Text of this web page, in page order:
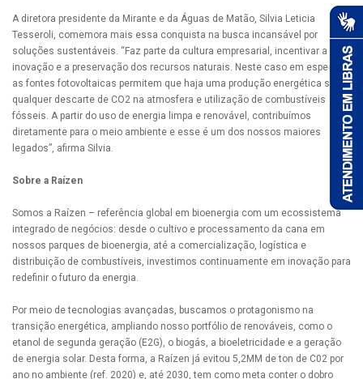
A diretora presidente da Mirante e da Águas de Matão, Silvia Leticia
Tesseroli, comemora mais essa conquista na busca incansável por
soluções sustentáveis. “Faz parte da cultura empresarial, incentivar a
inovação e a preservação dos recursos naturais. Neste caso em especial,
as fontes fotovoltaicas permitem que haja uma produção energética sem
qualquer descarte de CO2 na atmosfera e utilização de combustíveis
fósseis. A partir do uso de energia limpa e renovável, contribuímos
diretamente para o meio ambiente e esse é um dos nossos maiores
legados”, afirma Silvia.
Sobre a Raízen
Somos a Raízen – referência global em bioenergia com um ecossistema
integrado de negócios: desde o cultivo e processamento da cana em
nossos parques de bioenergia, até a comercialização, logística e
distribuição de combustíveis, investimos continuamente em inovação para
redefinir o futuro da energia.
Por meio de tecnologias avançadas, buscamos o protagonismo na
transição energética, ampliando nosso portfólio de renováveis, como o
etanol de segunda geração (E2G), o biogás, a bioeletricidade e a geração
de energia solar. Desta forma, a Raízen já evitou 5,2MM de ton de C02 por
ano no ambiente (ref. 2020) e, até 2030, tem como meta conter o dobro